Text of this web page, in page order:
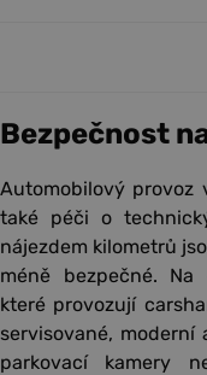
Bezpečnost
Automobilový provoz
také péči o
nájezdem kilometrů
méně bezpečné.
které provozují
servisované, moderní
parkovací kamery